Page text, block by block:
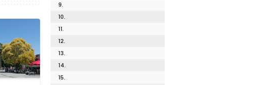
9.
10.
11.
12.
13.
14.
15.